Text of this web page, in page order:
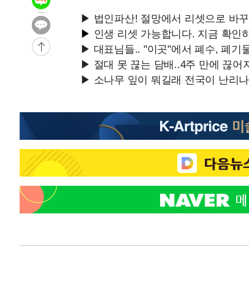
압수수색
-8131초 전 >
-7927초 전 >
[속보]삼성전자·SK하이닉스 동반 강보합…1%대
-31717초 전 >
외국인 심판 성 접대 7경기 들여다보니…한국 축
[속보]코스닥, 2.86포인트(0.36%) 내린 798.81
[속보]코스피, 6200선 약보합…0.60% 내린
-31273초 전 >[속보] 노원서 40.1도 관측…서울, 2018년 이후
-28363초 전 >
[속보]종합특검, '계엄 수용공간 확보' 신용해 前
-27236초 전 >외신들도 주목한 韓축구 파문…"국민적 공분에
-27207초 전 > 11시간 압수수색에 성접대 파문까지…'쑥대밭'
병태 후임
-22587초 전 >
[속보]국힘 윤리위, '돌려차기 발언' 진종오·서범
-17912초 전 >[속보] 7월 중국 수출 23.9%↑ 수입 27.5%↑…